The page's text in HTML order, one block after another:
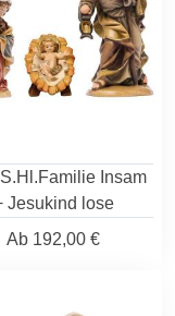
Insam
Jesukind lose
Ab 192,00 €